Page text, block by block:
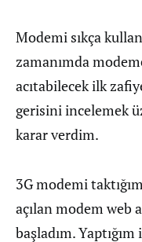
Modemi sıkça
zamanımda
acıtabilecek ilk
gerisini incelemek
karar verdim.
3G modemi
açılan modem web
başladım.